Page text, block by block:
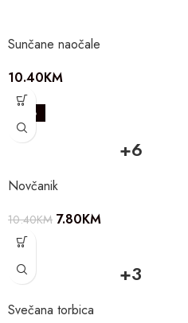
Sunčane naočale
10.40KM
-25%
+6
Novčanik
10.40KM 7.80KM
+3
Svečana torbica